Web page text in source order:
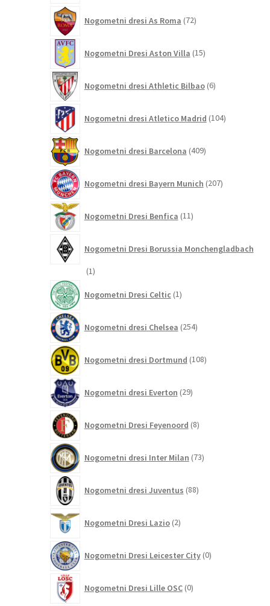
Nogometni dresi As Roma 72izdelkov
Nogometni Dresi Aston Villa 15izdelkov
Nogometni dresi Athletic Bilbao 6izdelkov
Nogometni dresi Atletico Madrid 104izdelki
Nogometni dresi Barcelona 409izdelkov
Nogometni dresi Bayern Munich 207izdelkov
Nogometni Dresi Benfica 11izdelkov
Nogometni Dresi Borussia Monchengladbach
11
Nogometni Dresi Celtic 1izdelek
Nogometni dresi Chelsea 254izdelkov
Nogometni dresi Dortmund 108izdelkov
Nogometni dresi Everton 29izdelkov
Nogometni Dresi Feyenoord 8izdelkov
Nogometni dresi Inter Milan 73izdelkov
Nogometni dresi Juventus 88izdelkov
Nogometni Dresi Lazio 2izdelka
Nogometni Dresi Leicester City 0izdelkov
Nogometni Dresi Lille OSC 0izdelkov